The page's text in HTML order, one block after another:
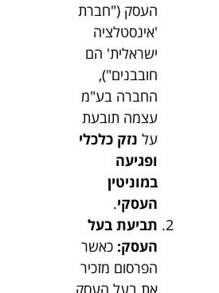
העסק ("חברת
'אינסטלציה
ישראלית' הם
חובבנים"),
החברה בע"מ
עצמה תובעת
על נזק כלכלי
ופגיעה
במוניטין
העסקי.
תביעת בעל
העסק: כאשר
הפרסום מזכיר